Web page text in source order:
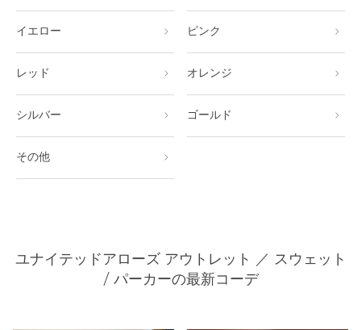
イエロー ピンク
レッド オレンジ
シルバー ゴールド
その他
ユナイテッドアローズ アウトレット ／ スウェット
/ パーカーの最新コーデ